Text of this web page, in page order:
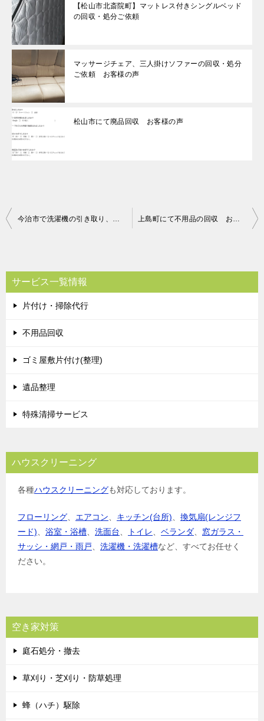
【松山市北斎院町】マットレス付きシングルベッド
の回収・処分ご依頼
マッサージチェア、三人掛けソファーの回収・処分
ご依頼 お客様の声
松山市にて廃品回収 お客様の声
投
ビ
ゲ
ー
シ
今治市で洗濯機の引き取り、移動をご依頼のお客様の声 上島町にて不用品の回収 お客様の声
サービス一覧情報
片付け・掃除代行
不用品回収
ゴミ屋敷片付け(整理)
遺品整理
特殊清掃サービス
ハウスクリーニング
各種ハウスクリーニングも対応しております。
フローリング、 エアコン、 キッチン(台所)、 換気扇(レンジフ
ード)、 浴室・浴槽、 洗面台、 トイレ、 ベランダ、 窓ガラス・
サッシ・網戸・雨戸、 洗濯機・洗濯槽など、すべてお任せく
ださい。
空き家対策
庭石処分・撤去
草刈り・芝刈り・防草処理
蜂（ハチ）駆除